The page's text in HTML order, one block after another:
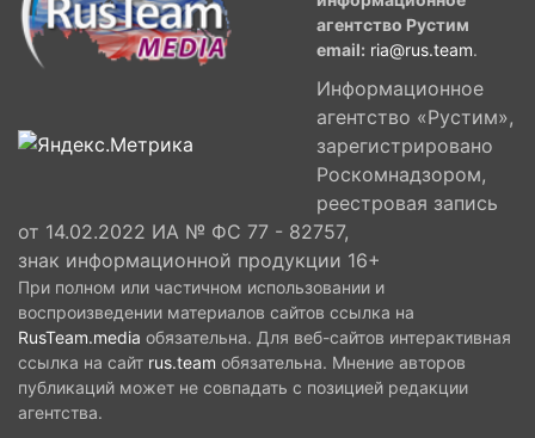
агентство Рустим
email: ria@rus.team.
Информационное
агентство «Рустим»,
зарегистрировано
Роскомнадзором,
реестровая запись
от 14.02.2022 ИА № ФС 77 - 82757,
знак информационной продукции 16+
При полном или частичном использовании и
воспроизведении материалов сайтов ссылка на
RusTeam.media обязательна. Для веб-сайтов интерактивная
ссылка на сайт rus.team обязательна. Мнение авторов
публикаций может не совпадать с позицией редакции
агентства.